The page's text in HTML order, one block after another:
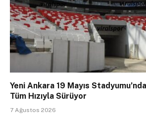
Yeni Ankara 19 Mayıs
Tüm Hızıyla Sürüyor
7 Ağustos 2026